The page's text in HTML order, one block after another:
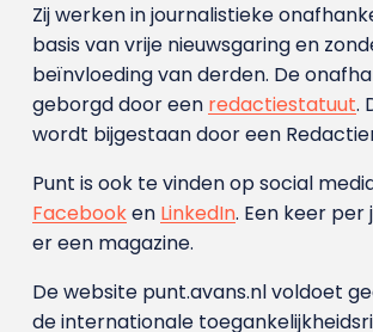
Zij werken in journalistieke
basis van vrije nieuwsgaring en
beïnvloeding van derden. De
geborgd door een redactiestatuut.
wordt bijgestaan door een
Punt is ook te vinden op social
Facebooken LinkedIn. Een keer
er een magazine.
De website punt.avans.nl voldoet
de internationale